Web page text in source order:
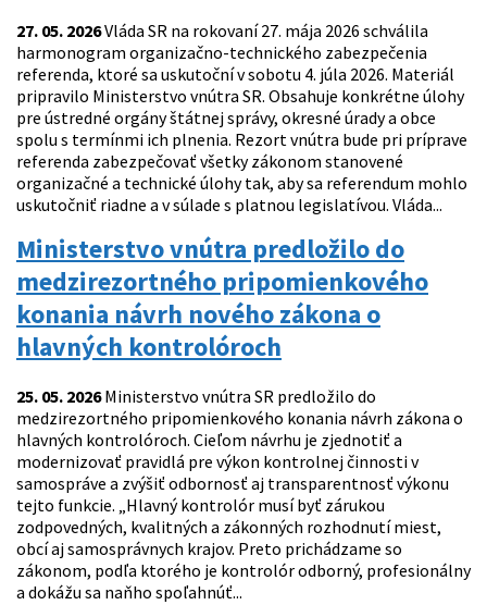
27. 05. 2026Vláda SR na rokovaní 27. mája 2026 schválila
harmonogram organizačno-technického zabezpečenia
referenda, ktoré sa uskutoční v sobotu 4. júla 2026. Materiál
pripravilo Ministerstvo vnútra SR. Obsahuje konkrétne úlohy
pre ústredné orgány štátnej správy, okresné úrady a obce
spolu s termínmi ich plnenia. Rezort vnútra bude pri príprave
referenda zabezpečovať všetky zákonom stanovené
organizačné a technické úlohy tak, aby sa referendum mohlo
uskutočniť riadne a v súlade s platnou legislatívou. Vláda...
Ministerstvo vnútra predložilo do
medzirezortného pripomienkového
konania návrh nového zákona o
hlavných kontrolóroch
25. 05. 2026Ministerstvo vnútra SR predložilo do
medzirezortného pripomienkového konania návrh zákona o
hlavných kontrolóroch. Cieľom návrhu je zjednotiť a
modernizovať pravidlá pre výkon kontrolnej činnosti v
samospráve a zvýšiť odbornosť aj transparentnosť výkonu
tejto funkcie. „Hlavný kontrolór musí byť zárukou
zodpovedných, kvalitných a zákonných rozhodnutí miest,
obcí aj samosprávnych krajov. Preto prichádzame so
zákonom, podľa ktorého je kontrolór odborný, profesionálny
a dokážu sa naňho spoľahnúť...